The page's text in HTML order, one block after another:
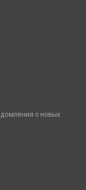
о новых